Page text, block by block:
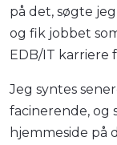
på det, søgte
og fik jobbet
EDB/IT karriere
Jeg syntes
facinerende, og
hjemmeside på